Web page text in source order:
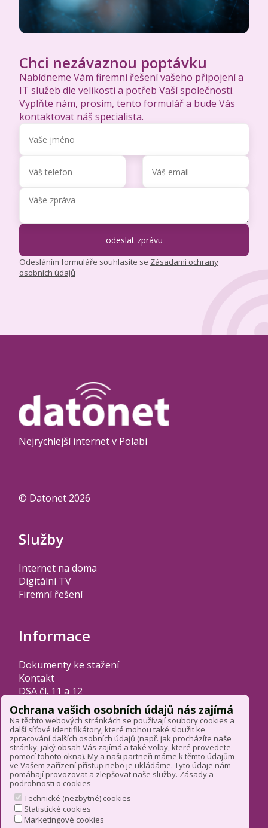
Ochrana vašich osobních údajů nás zajímá
Na těchto webových stránkách se používají soubory cookies a
další síťové identifikátory, které mohou také sloužit ke
zpracování dalších osobních údajů (např. jak procházíte naše
stránky, jaký obsah Vás zajímá a také volby, které provedete
pomocí tohoto okna). My a naši partneři máme k těmto údajům
ve Vašem zařízení přístup nebo je ukládáme. Tyto údaje nám
pomáhají provozovat a zlepšovat naše služby. Zásady a
podrobnosti o cookies
Technické (nezbytné) cookies
Statistické cookies
Marketingové cookies
Chci nezávaznou poptávku
Nabídneme Vám firemní řešení vašeho připojení a
IT služeb dle velikosti a potřeb Vaší společnosti.
Vyplňte nám, prosím, tento formulář a bude Vás
kontaktovat náš specialista.
Odesláním formuláře souhlasíte se Zásadami ochrany
osobních údajů
Nejrychlejší internet v Polabí
© Datonet 2026
Služby
Internet na doma
Digitální TV
Firemní řešení
Informace
Dokumenty ke stažení
Kontakt
DSA čl. 11 a 12
Změnit nastavení cookies
Sociální sítě